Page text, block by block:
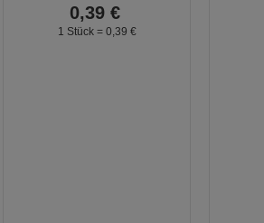
0,39 €
1 Stück = 0, 39 €